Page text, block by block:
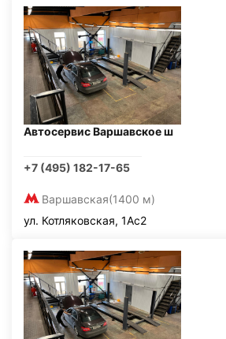
Автосервис Варшавское ш
+7 (495) 182-17-65
Варшавская(1400 м)
ул. Котляковская, 1Ас2